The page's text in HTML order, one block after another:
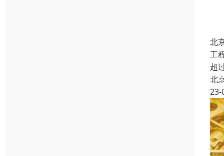
北
工
超
北
23-